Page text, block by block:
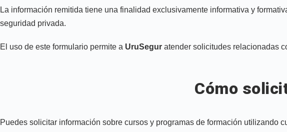
La información remitida tiene una finalidad exclusivamente informativa y
seguridad privada.
El uso de este formulario permite a UruSegur atender solicitudes relacionadas
Cómo
Puedes solicitar información sobre cursos y programas de formación utilizando